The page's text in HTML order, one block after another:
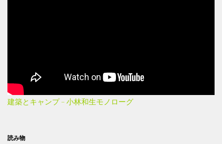
建築とキャンプ – 小林和生モノローグ
読み物